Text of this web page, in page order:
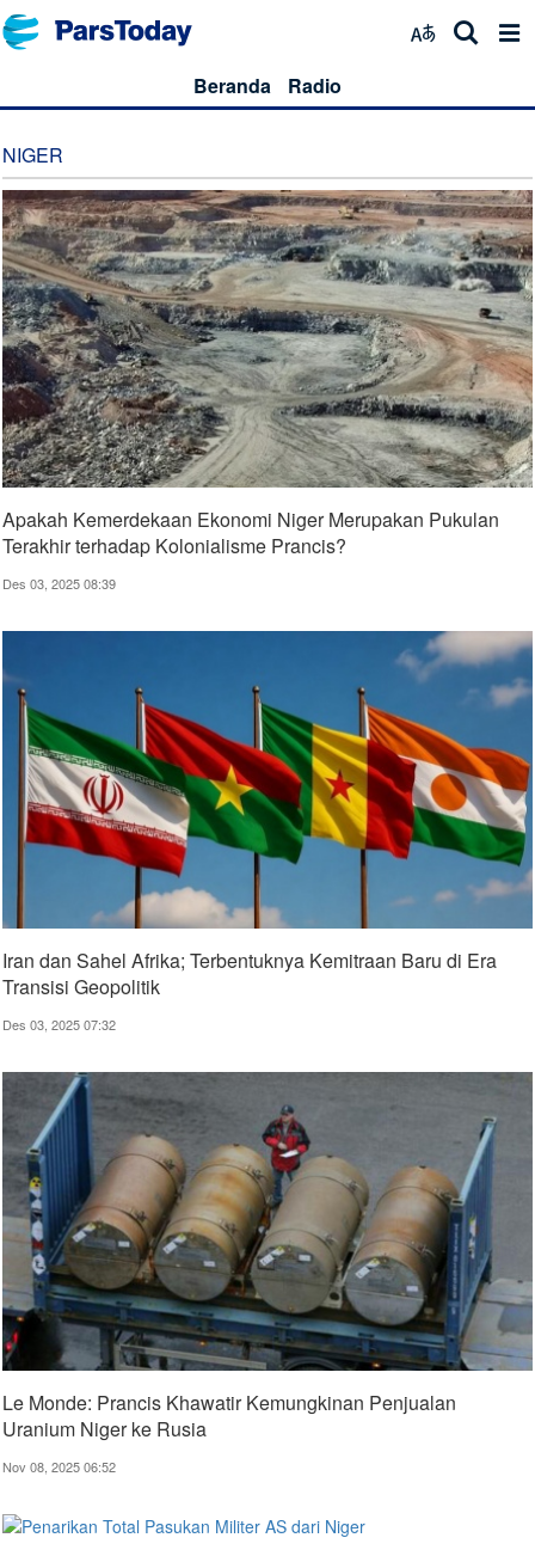
Beranda Radio
NIGER
Apakah Kemerdekaan Ekonomi Niger Merupakan Pukulan
Terakhir terhadap Kolonialisme Prancis?
Des 03, 2025 08:39
Iran dan Sahel Afrika; Terbentuknya Kemitraan Baru di Era
Transisi Geopolitik
Des 03, 2025 07:32
Le Monde: Prancis Khawatir Kemungkinan Penjualan
Uranium Niger ke Rusia
Nov 08, 2025 06:52